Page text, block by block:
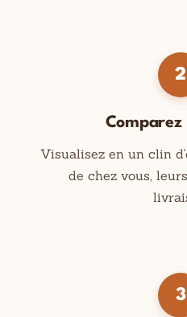
2
Visualisez en un clin
de chez vous,
3